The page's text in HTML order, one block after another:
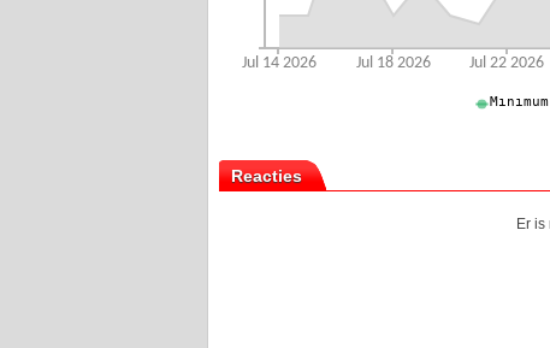
Reacties
Er